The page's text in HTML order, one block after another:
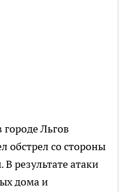
городе Льгов
обстрел со стороны
результате атаки
дома и